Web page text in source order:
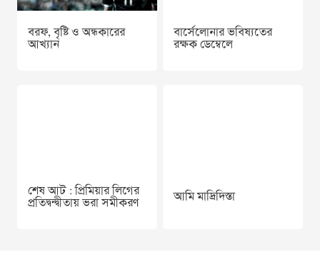
বরফ, বৃষ্টি ও অন্ধকারের
আখ্যান
বার্সেলোনার ভবিষ্যতের
রক্ষক ডেম্বেলে
শেষ আট : প্রিমিয়ার লিগের
প্রতিদ্বন্দ্বীতায় ভরা সমীকরণ
আমি মাদ্রিদিস্তা